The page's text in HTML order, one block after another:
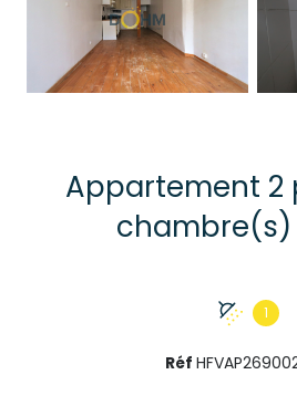
Appartement 2 pièce(s) 1
1
Réf